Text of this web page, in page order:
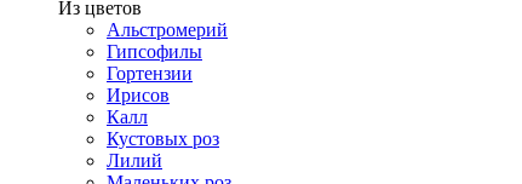
Из цветов
Альстромерий
Гипсофилы
Гортензии
Ирисов
Калл
Кустовых роз
Лилий